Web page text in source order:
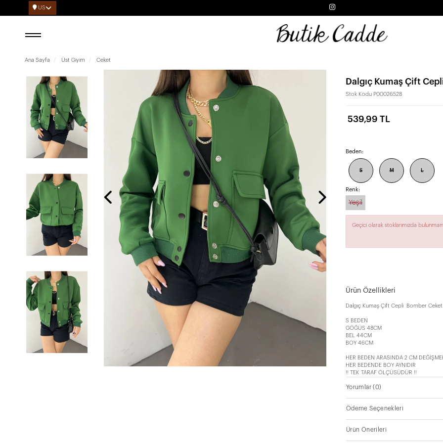
US
Ana Sayfa Üst Giyim Ceket
Dalgıç Kumaş Çift
Stok Kodu P00026528
539,99 TL
Beden:
S M L
Renk:
Yeşil
Geçici olarak stoklarımızda
Ürün Özellikleri
Dalgıç Kumaş Çift Cepli Bomber Ceket
S BEDEN
GÖĞÜS 48CM
BEL 44CM
BOY 46CM
HER BEDEN ARASINDA 2 CM
HER BEDENDE BOY AYNIDIR
!! TEK TARAF ÖLÇÜSÜDÜR !!
Yorumlar(0)
Ödeme Seçenekleri
Ürün Önerileri